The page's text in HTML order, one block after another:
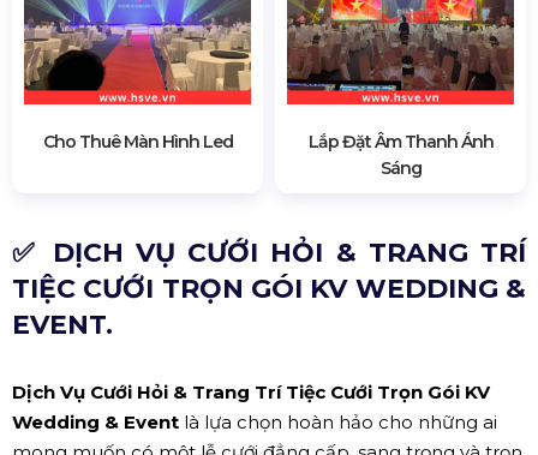
Cho Thuê Màn Hình Led
Lắp Đặt Âm Thanh Ánh
Sáng
✅ DỊCH VỤ CƯỚI HỎI & TRANG TRÍ
TIỆC CƯỚI TRỌN GÓI KV WEDDING &
EVENT.
Dịch Vụ Cưới Hỏi & Trang Trí Tiệc Cưới Trọn Gói KV
Wedding & Event là lựa chọn hoàn hảo cho những ai